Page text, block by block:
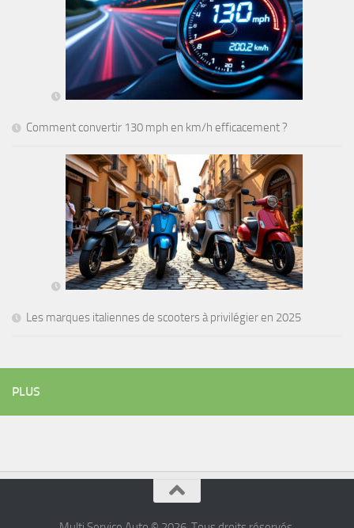
Comment convertir 130 mph en km/h efficacement ?
Les marques italiennes de scooters à privilégier en 2025
PLUS